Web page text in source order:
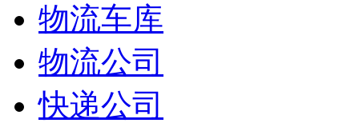
物流车库
物流公司
快递公司